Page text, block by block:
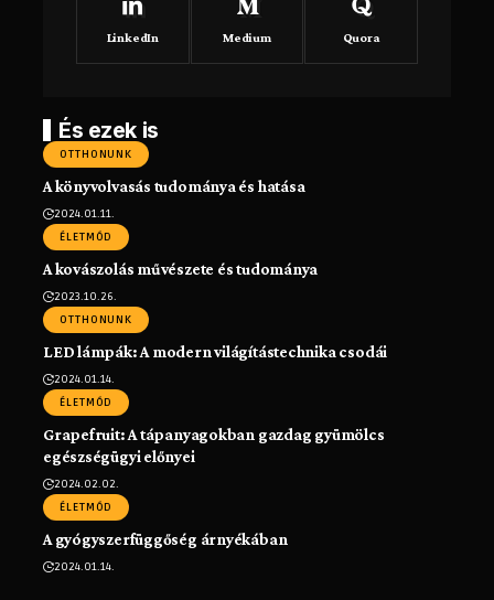
LinkedIn Medium Quora
És ezek is
OTTHONUNK
A könyvolvasás tudománya és hatása
2024.01.11.
ÉLETMÓD
A kovászolás művészete és tudománya
2023.10.26.
OTTHONUNK
LED lámpák: A modern világítástechnika csodái
2024.01.14.
ÉLETMÓD
Grapefruit: A tápanyagokban gazdag gyümölcs
egészségügyi előnyei
2024.02.02.
ÉLETMÓD
A gyógyszerfüggőség árnyékában
2024.01.14.